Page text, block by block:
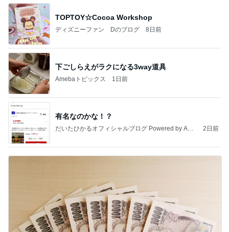
TOPTOY☆Cocoa Workshop
ディズニーファン Dのブログ 8日前
下ごしらえがラクになる3way道具
Amebaトピックス 1日前
有名なのかな！？
だいたひかるオフィシャルブログ Powered by Ame
2日前